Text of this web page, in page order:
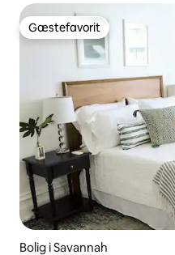
Gæstefavorit
Gæstefavorit
Bolig i Savannah